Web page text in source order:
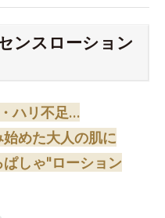
ンスローション
・ハリ不足…
めた大人の肌に
しゃ"ローション